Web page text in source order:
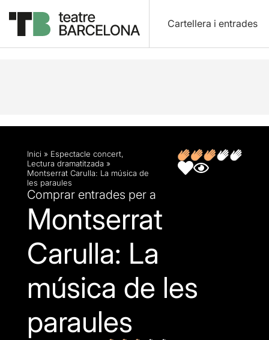
Cartellera i entrades
Descripció Fitxa artística Opinions
Inici » Espectacle concert,
Lectura dramatitzada »
Montserrat Carulla: La música de
les paraules
Comprar entrades per a
Montserrat
Carulla: La
música de les
paraules